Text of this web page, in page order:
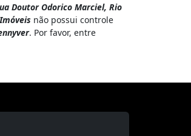
Doutor Odorico Marciel, Rio
não possui controle
. Por favor, entre